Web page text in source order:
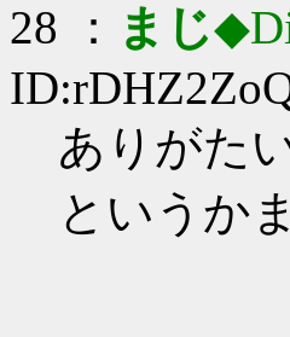
28 ： まじ
ありがた
というか